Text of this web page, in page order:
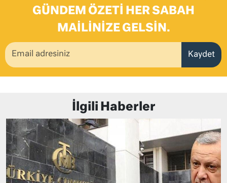
GÜNDEM ÖZETI HER SABAH
MAILINIZE GELSIN.
Kaydet
İlgili Haberler